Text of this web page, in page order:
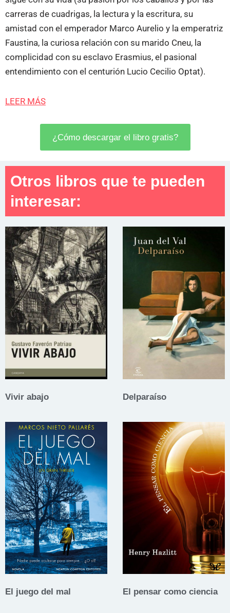
carreras de cuadrigas, la lectura y la escritura, su
amistad con el emperador Marco Aurelio y la emperatriz
Faustina, la curiosa relación con su marido Cneu, la
complicidad con su esclavo Erasmius, el pasional
entendimiento con el centurión Lucio Cecilio Optat).
LEER MÁS
¿Cómo descargar el libro gratis?
Otros libros que te pueden
interesar:
Vivir abajo Delparaíso
El juego del mal El pensar como ciencia